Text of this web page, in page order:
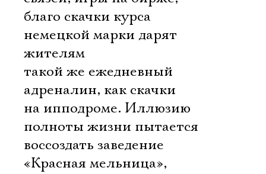
благо скачки курса
немецкой марки дарят
жителям
такой же ежедневный
адреналин, как скачки
на ипподроме. Иллюзию
полноты жизни пытается
воссоздать заведение
«Красная мельница»,